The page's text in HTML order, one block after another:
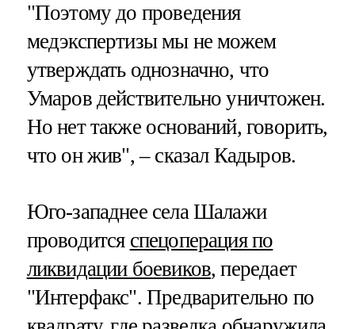
"Поэтому до проведения
медэкспертизы мы не можем
утверждать однозначно, что
Умаров действительно уничтожен.
Но нет также оснований, говорить,
что он жив", – сказал Кадыров.
Юго-западнее села Шалажи
проводится спецоперация по
ликвидации боевиков, передает
"Интерфакс". Предварительно по